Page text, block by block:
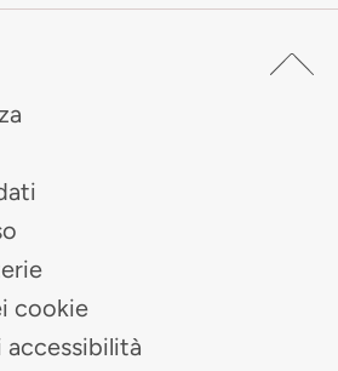
cookie
accessibilità